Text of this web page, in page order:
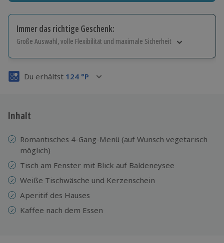
Immer das richtige Geschenk:
Große Auswahl, volle Flexibilität und maximale Sicherheit
Volle Flexibilität
3 Jahre gültig & verlängerbar.
Du erhältst 124 °P
Inhalt
Romantisches 4-Gang-Menü (auf Wunsch vegetarisch
möglich)
Tisch am Fenster mit Blick auf Baldeneysee
Weiße Tischwäsche und Kerzenschein
Aperitif des Hauses
Kaffee nach dem Essen